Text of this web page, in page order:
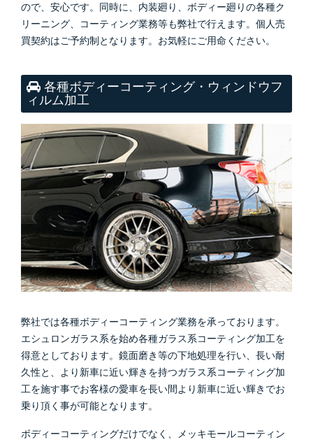
ので、安心です。同時に、内装廻り、ボディー廻りの各種ク
リーニング、コーティング業務等も弊社で行えます。個人売
買契約はご予約制となります。お気軽にご用命ください。
各種ボディーコーティング・ウィンドウフ
ィルム加工
弊社では各種ボディーコーティング業務を承っております。
エシュロンガラス系を始め各種ガラス系コーティング加工を
得意としております。鏡面磨き等の下地処理を行い、長い耐
久性と、より新車に近い輝きを持つガラス系コーティング加
工を施す事でお客様の愛車を長い間より新車に近い輝きでお
乗り頂く事が可能となります。
ボディーコーティングだけでなく、メッキモールコーティン